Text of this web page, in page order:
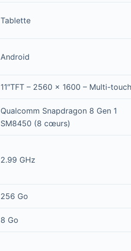
Tablette
Android
11″TFT – 2560 x 1600 – Multi-touch
Qualcomm Snapdragon 8 Gen 1
SM8450 (8 cœurs)
2.99 GHz
256 Go
8 Go